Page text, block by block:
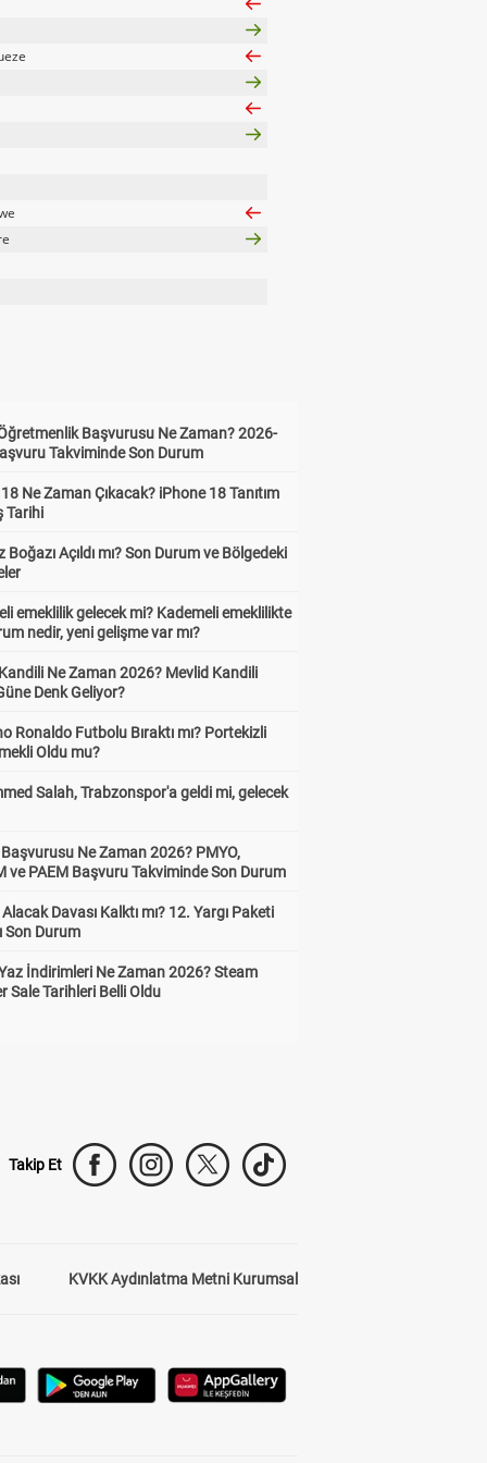
Başvurusu Ne Zaman? 2026-
Takviminde Son Durum
Ne Zaman Çıkacak? iPhone 18 Tanıtım
Tarihi
Boğazı Açıldı mı? Son Durum ve Bölgedeki
emeklilik gelecek mi? Kademeli emeklilikte
nedir, yeni gelişme var mı?
Ne Zaman 2026? Mevlid Kandili
Denk Geliyor?
Ronaldo Futbolu Bıraktı mı? Portekizli
Oldu mu?
Salah, Trabzonspor'a geldi mi, gelecek
Ne Zaman 2026? PMYO,
ve PAEM Başvuru Takviminde Son Durum
Davası Kalktı mı? 12. Yargı Paketi
Son Durum
İndirimleri Ne Zaman 2026? Steam
Sale Tarihleri Belli Oldu
Takip Et
KVKK Aydınlatma Metni Kurumsal